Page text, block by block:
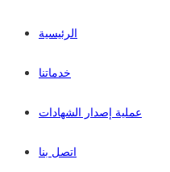
الرئيسية
خدماتنا
عملية إصدار الشهادات
اتصل بنا